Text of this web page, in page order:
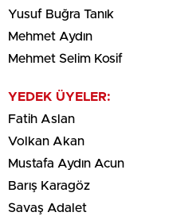
Yusuf Buğra Tanık
Mehmet Aydın
Mehmet Selim Kosif
YEDEK ÜYELER:
Fatih Aslan
Volkan Akan
Mustafa Aydın Acun
Barış Karagöz
Savaş Adalet